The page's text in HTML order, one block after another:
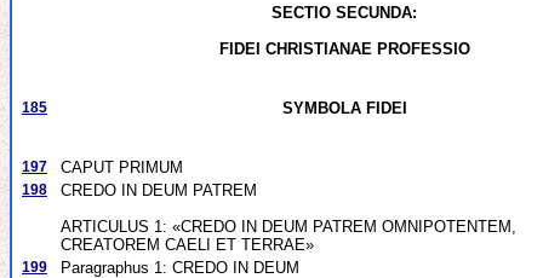
SECTIO SECUNDA:
FIDEI CHRISTIANAE PROFESSIO
185 SYMBOLA FIDEI
197 CAPUT PRIMUM
198
CREDO IN DEUM PATREM
ARTICULUS 1: «CREDO IN DEUM PATREM OMNIPOTENTEM,
CREATOREM CAELI ET TERRAE»
199 Paragraphus 1: CREDO IN DEUM